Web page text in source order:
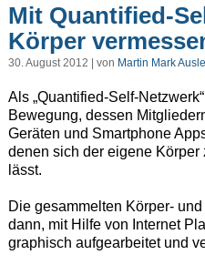
Mit Quantified-
Körper
30. August 2012 | von Martin Mark
Als „Quantified-Self-
Bewegung, dessen
Geräten und Smartphone
denen sich der eigene Körper
lässt.
Die gesammelten Körper-
dann, mit Hilfe von Internet
graphisch aufgearbeitet und